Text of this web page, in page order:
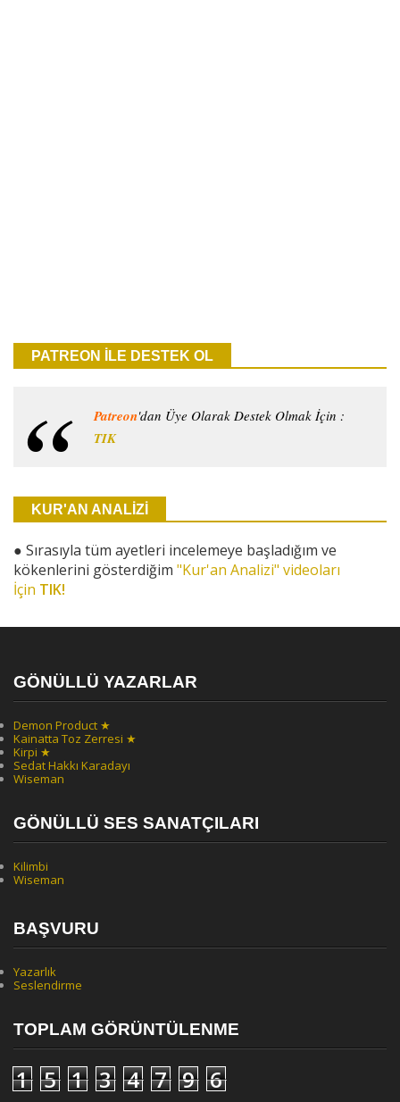
PATREON İLE DESTEK OL
Patreon'dan Üye Olarak Destek Olmak İçin :
TIK
KUR'AN ANALİZİ
● Sırasıyla tüm ayetleri incelemeye başladığım ve
kökenlerini gösterdiğim "Kur'an Analizi" videoları
İçin TIK!
GÖNÜLLÜ YAZARLAR
Demon Product ★
Kainatta Toz Zerresi ★
Kirpi ★
Sedat Hakkı Karadayı
Wiseman
GÖNÜLLÜ SES SANATÇILARI
Kilimbi
Wiseman
BAŞVURU
Yazarlık
Seslendirme
TOPLAM GÖRÜNTÜLENME
1 5 1 3 4 7 9 6